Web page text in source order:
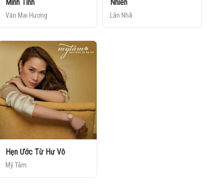
Minh Tinh
Văn Mai Hương
Nhiên
Lân Nhã
Hẹn Ước Từ Hư Vô
Mỹ Tâm